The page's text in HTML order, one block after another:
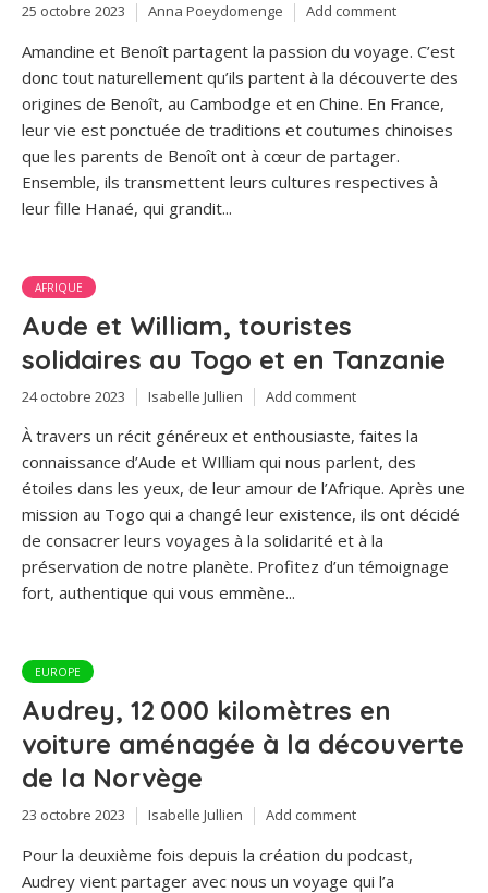
25 octobre 2023 Anna Poeydomenge Add comment
Amandine et Benoît partagent la passion du voyage. C’est
donc tout naturellement qu’ils partent à la découverte des
origines de Benoît, au Cambodge et en Chine. En France,
leur vie est ponctuée de traditions et coutumes chinoises
que les parents de Benoît ont à cœur de partager.
Ensemble, ils transmettent leurs cultures respectives à
leur fille Hanaé, qui grandit...
AFRIQUE
Aude et William, touristes
solidaires au Togo et en Tanzanie
24 octobre 2023 Isabelle Jullien Add comment
À travers un récit généreux et enthousiaste, faites la
connaissance d’Aude et WIlliam qui nous parlent, des
étoiles dans les yeux, de leur amour de l’Afrique. Après une
mission au Togo qui a changé leur existence, ils ont décidé
de consacrer leurs voyages à la solidarité et à la
préservation de notre planète. Profitez d’un témoignage
fort, authentique qui vous emmène...
EUROPE
Audrey, 12 000 kilomètres en
voiture aménagée à la découverte
de la Norvège
23 octobre 2023 Isabelle Jullien Add comment
Pour la deuxième fois depuis la création du podcast,
Audrey vient partager avec nous un voyage qui l’a